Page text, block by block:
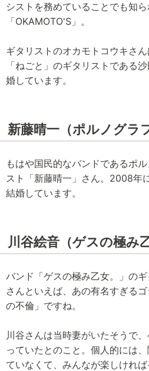
シストを務めていることでも知
「OKAMOTO'S」。
ギタリストのオカモトコウキさ
「ねごと」のギタリストである
婚しています。
新藤晴一（ポルノグラ
もはや国民的なバンドであるポ
スト「新藤晴一」さん。2008年
結婚しています。
川谷絵音（ゲスの極み
バンド「ゲスの極み乙女。」の
さんといえば、あの有名すぎる
の不倫」ですね。
川谷さんは当時妻がいたそうで
っていたとのこと。個人的には
ていなくて、みんなが楽しけれ